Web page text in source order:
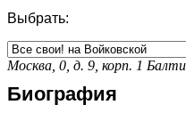
Выбрать:
Москва, 0, д. 9, корп. 1
Биография